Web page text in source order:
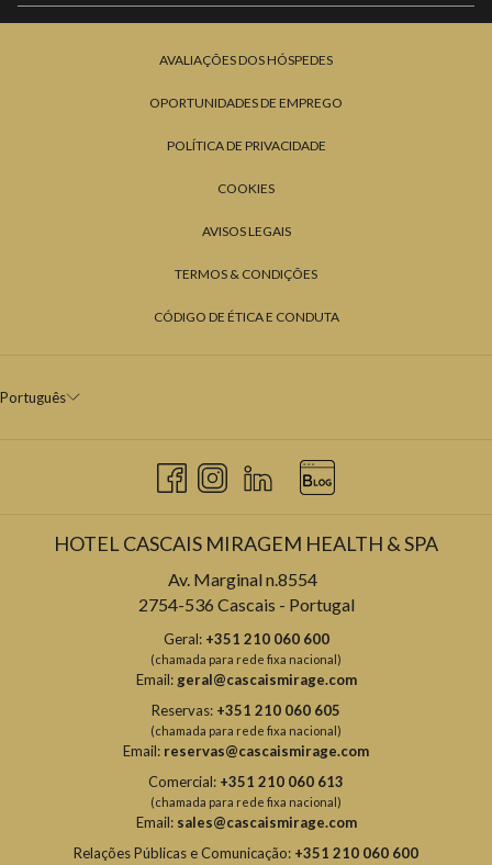
AVALIAÇÕES DOS HÓSPEDES
OPORTUNIDADES DE EMPREGO
POLÍTICA DE PRIVACIDADE
COOKIES
AVISOS LEGAIS
TERMOS & CONDIÇÕES
CÓDIGO DE ÉTICA E CONDUTA
Português
HOTEL CASCAIS MIRAGEM HEALTH & SPA
Av. Marginal n.8554
2754-536 Cascais - Portugal
Geral: +351 210 060 600
(chamada para rede fixa nacional)
Email: geral@cascaismirage.com
Reservas: +351 210 060 605
(chamada para rede fixa nacional)
Email: reservas@cascaismirage.com
Comercial: +351 210 060 613
(chamada para rede fixa nacional)
Email: sales@cascaismirage.com
Relações Públicas e Comunicação: +351 210 060 600